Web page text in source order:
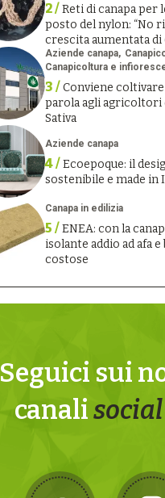
2 /Reti di canapa per
posto del nylon: “No
crescita aumentata di
Aziende canapa
Canapicoltura e
3 /Conviene coltivare
parola agli agricoltori
Sativa
Aziende canapa
4 /Ecoepoque: il
sostenibile e made in
Canapa in edilizia
5 /ENEA: con la
isolante addio ad afa
costose
Seguici sui
canalisocial